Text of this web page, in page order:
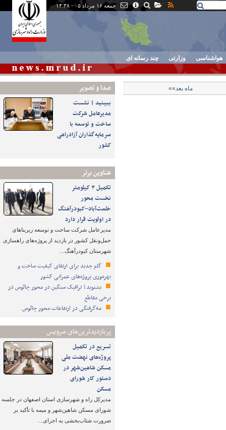
جمعه ۱۶ مرداد ۰۵ - ۱۴:۳۸
هواشناسی وزارتی چند رسانه ای
صدا و تصوير
ببینید | نشست
مدیرعامل شرکت
ساخت و توسعه با
سرمایه‌گذاران آزادراهی
کشور
عناوین برتر
تکمیل ۳ کیلومتر
نخست محور
خلعت‌آباد–کبودرآهنگ
در اولویت قرار دارد
مدیرعامل شرکت ساخت و توسعه زیربناهای
حمل‌ونقل کشور در بازدید از پروژه‌های راهسازی
شهرستان کبودرآهنگ…
گام جدید برای ارتقای کیفیت ساخت و
بهره‌وری پروژه‌های عمرانی کشور
بشنوید| ترافیک سنگین در محور چالوس در
برخی مقاطع
مه‌گرفتگی در ارتفاعات محور چالوس
پربازدیدترین‌های سرویس
تسریع در تکمیل
پروژه‌های نهضت ملی
مسکن شاهین‌شهر در
دستور کار شورای
مسکن
مدیرکل راه و شهرسازی استان اصفهان در جلسه
شورای مسکن شاهین‌شهر و میمه با تأکید بر
ضرورت شتاب‌بخشی به اجرای…
ماه بعد»»